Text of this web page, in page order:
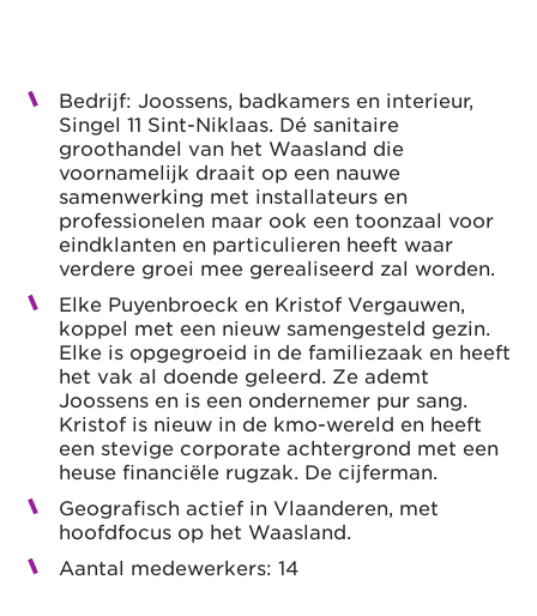
Bedrijf: Joossens, badkamers en interieur,
Singel 11 Sint-Niklaas. Dé sanitaire
groothandel van het Waasland die
voornamelijk draait op een nauwe
samenwerking met installateurs en
professionelen maar ook een toonzaal voor
eindklanten en particulieren heeft waar
verdere groei mee gerealiseerd zal worden.
Elke Puyenbroeck en Kristof Vergauwen,
koppel met een nieuw samengesteld gezin.
Elke is opgegroeid in de familiezaak en heeft
het vak al doende geleerd. Ze ademt
Joossens en is een ondernemer pur sang.
Kristof is nieuw in de kmo-wereld en heeft
een stevige corporate achtergrond met een
heuse financiële rugzak. De cijferman.
Geografisch actief in Vlaanderen, met
hoofdfocus op het Waasland.
Aantal medewerkers: 14